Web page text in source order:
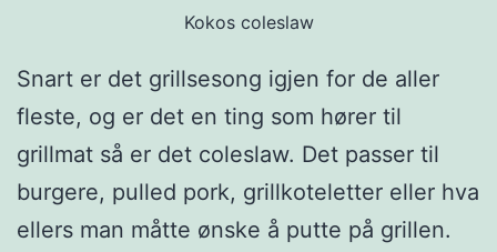
Kokos coleslaw
Snart er det grillsesong igjen for de aller
fleste, og er det en ting som hører til
grillmat så er det coleslaw. Det passer til
burgere, pulled pork, grillkoteletter eller hva
ellers man måtte ønske å putte på grillen.